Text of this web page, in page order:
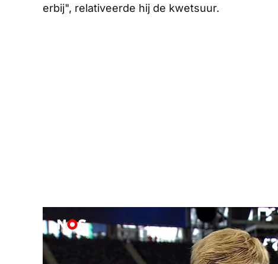
erbij", relativeerde hij de kwetsuur.